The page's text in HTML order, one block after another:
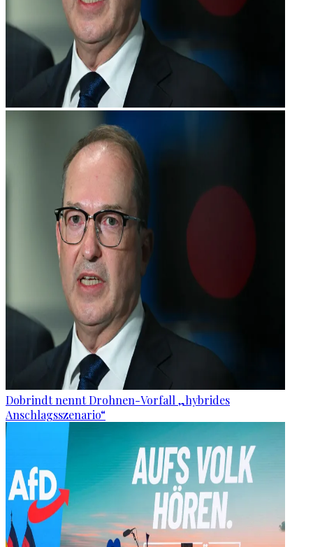
Dobrindt nennt Drohnen-Vorfall „hybrides
Anschlagsszenario“